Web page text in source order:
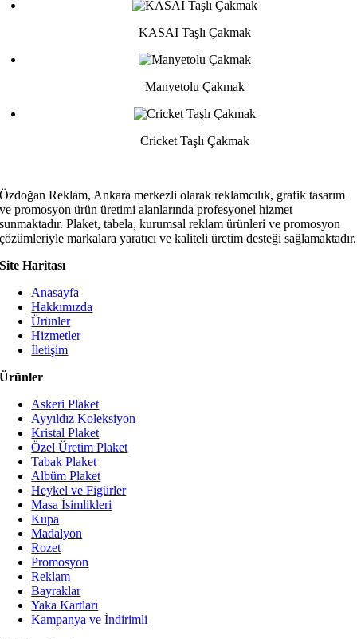
KASAI Taşlı Çakmak
Manyetolu Çakmak
Cricket Taşlı Çakmak
Özdoğan Reklam, Ankara merkezli olarak reklamcılık, grafik tasarım
ve promosyon ürün üretimi alanlarında profesyonel hizmet
sunmaktadır. Plaket, tabela, kurumsal reklam ürünleri ve promosyon
çözümleriyle markalara yaratıcı ve kaliteli üretim desteği sağlamaktadır.
Site Haritası
Anasayfa
Hakkımızda
Ürünler
Hizmetler
İletişim
Ürünler
Askeri Plaket
Ayyıldız Koleksiyon
Kristal Plaket
Özel Üretim Plaket
Tabak Plaket
Albüm Plaket
Heykel ve Figürler
Masa İsimlikleri
Kupa
Madalyon
Rozet
Promosyon
Reklam
Bayraklar
Yaka Kartları
Kampanya ve İndirimli